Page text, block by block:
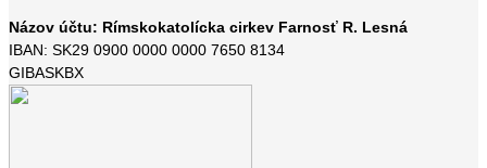
Názov účtu: Rímskokatolícka cirkev Farnosť R. Lesná
IBAN: SK29 0900 0000 0000 7650 8134
GIBASKBX